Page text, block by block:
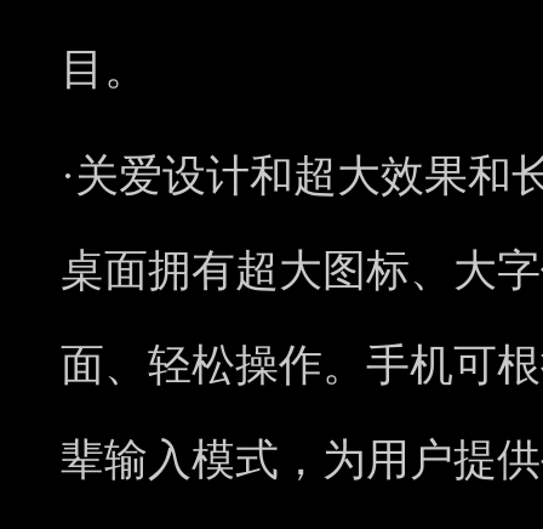
目。
·关爱设计和超大效果和
桌面拥有超大图标、大
面、轻松操作。手机可
辈输入模式，为用户提